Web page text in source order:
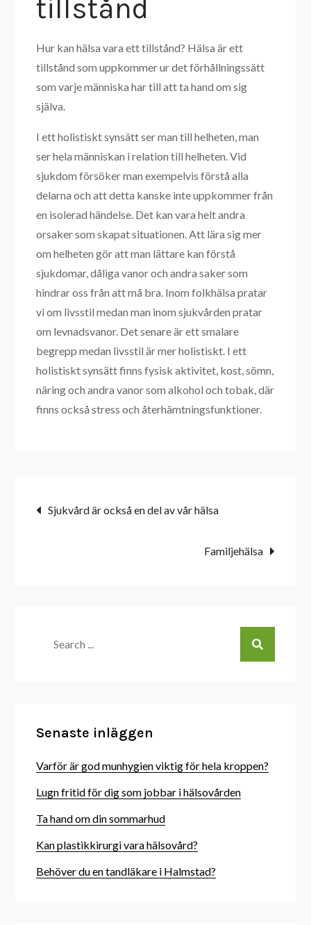
tillstånd
Hur kan hälsa vara ett tillstånd? Hälsa är ett
tillstånd som uppkommer ur det förhållningssätt
som varje människa har till att ta hand om sig
själva.
I ett holistiskt synsätt ser man till helheten, man
ser hela människan i relation till helheten. Vid
sjukdom försöker man exempelvis förstå alla
delarna och att detta kanske inte uppkommer från
en isolerad händelse. Det kan vara helt andra
orsaker som skapat situationen. Att lära sig mer
om helheten gör att man lättare kan förstå
sjukdomar, dåliga vanor och andra saker som
hindrar oss från att må bra. Inom folkhälsa pratar
vi om livsstil medan man inom sjukvården pratar
om levnadsvanor. Det senare är ett smalare
begrepp medan livsstil är mer holistiskt. I ett
holistiskt synsätt finns fysisk aktivitet, kost, sömn,
näring och andra vanor som alkohol och tobak, där
finns också stress och återhämtningsfunktioner.
Inläggsnavigering
Sjukvård är också en del av vår hälsa
Familjehälsa
Senaste inläggen
Varför är god munhygien viktig för hela kroppen?
Lugn fritid för dig som jobbar i hälsovården
Ta hand om din sommarhud
Kan plastikkirurgi vara hälsovård?
Behöver du en tandläkare i Halmstad?